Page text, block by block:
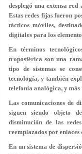
desplegó una extensa
Estas redes fijas fueron
tácticos móviles,
digitales para los
En términos
troposférica son una
tipo de sistemas se
tecnología, y también
telefonía analógica, y
Las comunicaciones de
siguen siendo objeto
disminución de las
reemplazados por
En un sistema de